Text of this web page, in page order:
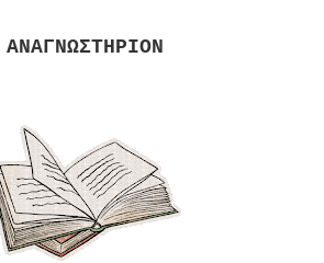
ΑΝΑΓΝΩΣΤΗΡΙΟΝ